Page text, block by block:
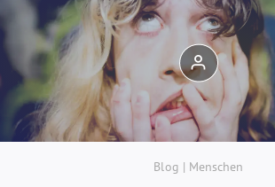
Blog | Menschen